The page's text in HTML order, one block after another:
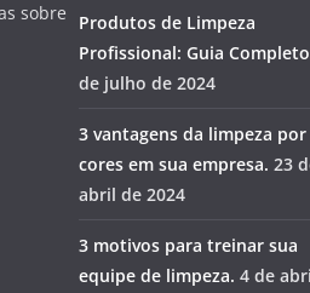
sobre
Produtos de Limpeza
Profissional: Guia Completo
de julho de 2024
3 vantagens da limpeza por
cores em sua empresa. 23
abril de 2024
3 motivos para treinar sua
equipe de limpeza. 4 de